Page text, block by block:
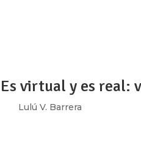
Es virtual y es real:
Lulú V. Barrera